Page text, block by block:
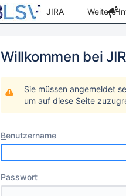
JIRA Weitere
Willkommen bei
Sie müssen angemeldet
um auf diese Seite
Benutzername
Passwort